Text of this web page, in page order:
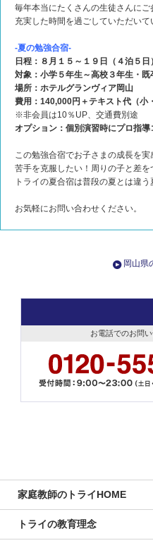
毎年本当にたくさんの生徒さんにご
充実した時間を過ごしていただいて
‐夏の勉強合宿‐
日程：８月１５～１９日（４泊５日）
対象：小学５年生～高校３年生・既
場所：ホテルグランヴィア岡山
費用：140,000円＋テキスト代（小
※非会員は10％UP、交通費別途
オプション：個別演習時にプロ指
この勉強合宿でお子さまの成長を実
苦手を克服したい！周りの子と差
トライの夏合宿は普段の夏とは違
お気軽にお問い合わせください。
岡山県
お電話でのお問
家庭教師のトライHOME
トライの教育理念